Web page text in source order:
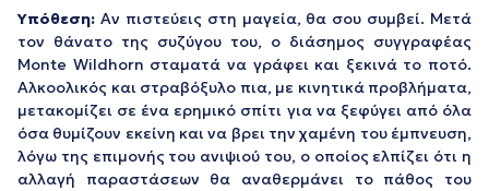
Υπόθεση: Αν πιστεύεις στη μαγεία, θα σου συμβεί. Μετά
τον θάνατο της συζύγου του, ο διάσημος συγγραφέας
Monte Wildhorn σταματά να γράφει και ξεκινά το ποτό.
Αλκοολικός και στραβόξυλο πια, με κινητικά προβλήματα,
μετακομίζει σε ένα ερημικό σπίτι για να ξεφύγει από όλα
όσα θυμίζουν εκείνη και να βρει την χαμένη του έμπνευση,
λόγω της επιμονής του ανιψιού του, ο οποίος ελπίζει ότι η
αλλαγή παραστάσεων θα αναθερμάνει το πάθος του